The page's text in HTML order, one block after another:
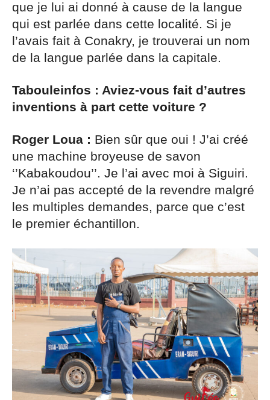
que je lui ai donné à cause de la langue
qui est parlée dans cette localité. Si je
l’avais fait à Conakry, je trouverai un nom
de la langue parlée dans la capitale.
Tabouleinfos : Aviez-vous fait d’autres
inventions à part cette voiture ?
Roger Loua : Bien sûr que oui ! J’ai créé
une machine broyeuse de savon
‘’Kabakoudou’’. Je l’ai avec moi à Siguiri.
Je n’ai pas accepté de la revendre malgré
les multiples demandes, parce que c’est
le premier échantillon.